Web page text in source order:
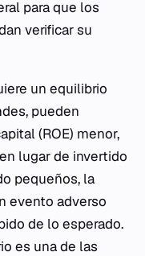
para que los
verificar su
un equilibrio
pueden
(ROE) menor,
lugar de invertido
pequeños, la
evento adverso
de lo esperado.
es una de las